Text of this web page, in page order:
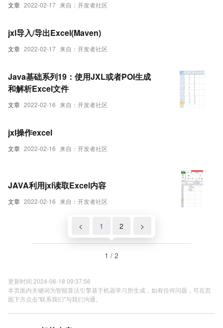
文章 2022-02-17 来自：开发者社区
文章 2022-02-17 来自：开发者社区
jxl导入/导出Excel(Maven)
文章 2022-02-16 来自：开发者社区
Java基础系列19：使用JXL或者POI生成
和解析Excel文件
文章 2022-02-16 来自：开发者社区
jxl操作excel
文章 2022-02-16 来自：开发者社区
JAVA利用jxl读取Excel内容
< 1 2 >
1 / 2
更新时间 2024-06-18 09:37:56
本页面内关键词为智能算法引擎基于机器学习所生成，如有任何问题，可在页
面下方点击"联系我们"与我们沟通。